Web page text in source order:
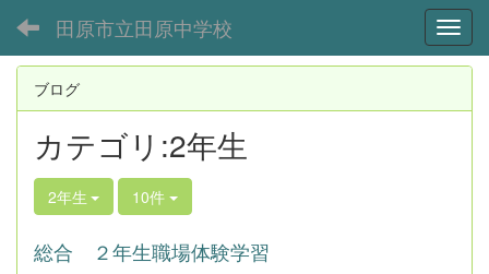
田原市立田原中学校
ブログ
カテゴリ:2年生
2年生 10件
総合 ２年生職場体験学習